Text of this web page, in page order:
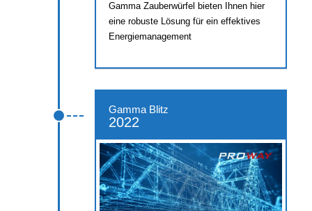
Gamma Zauberwürfel bieten Ihnen hier
eine robuste Lösung für ein effektives
Energiemanagement
Gamma Blitz
2022